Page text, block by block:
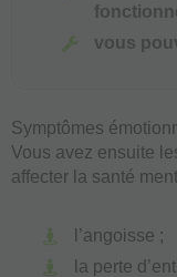
vous
Symptômes
Vous avez ensuite
affecter la santé
l’angoisse ;
la perte